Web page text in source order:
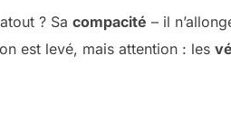
? Sa compacité – il
est levé, mais attention : les